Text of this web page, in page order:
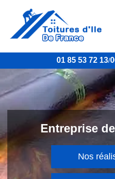
01 85 53 72 13/
Entreprise
Nos